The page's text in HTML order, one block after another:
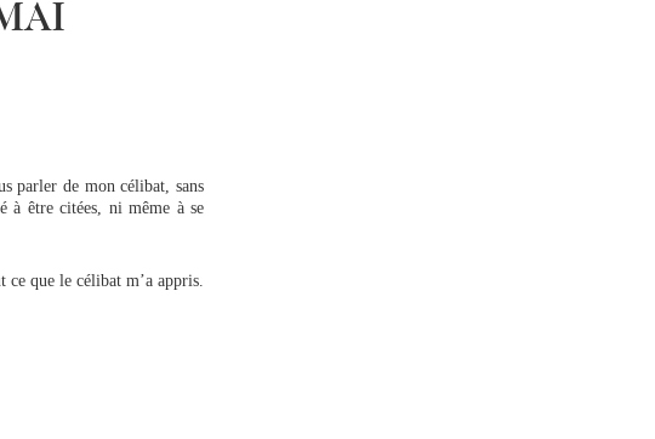
parler de mon célibat, sans
à être citées, ni même à se
ce que le célibat m’a appris.